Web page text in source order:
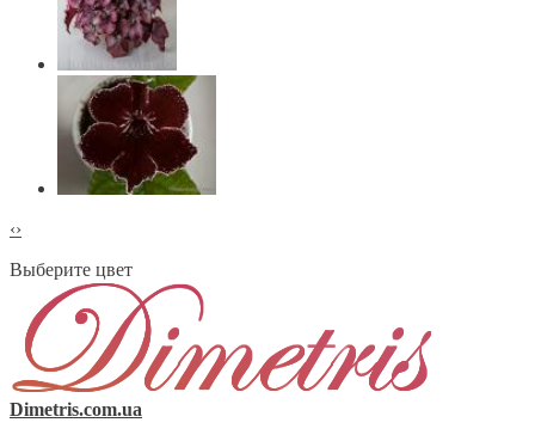
‹›
Выберите цвет
Dimetris.com.ua